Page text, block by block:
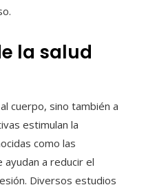
la salud
cuerpo, sino también a
estimulan la
como las
ayudan a reducir el
Diversos estudios